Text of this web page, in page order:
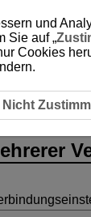
und
Sie auf „
Cookies
Nicht